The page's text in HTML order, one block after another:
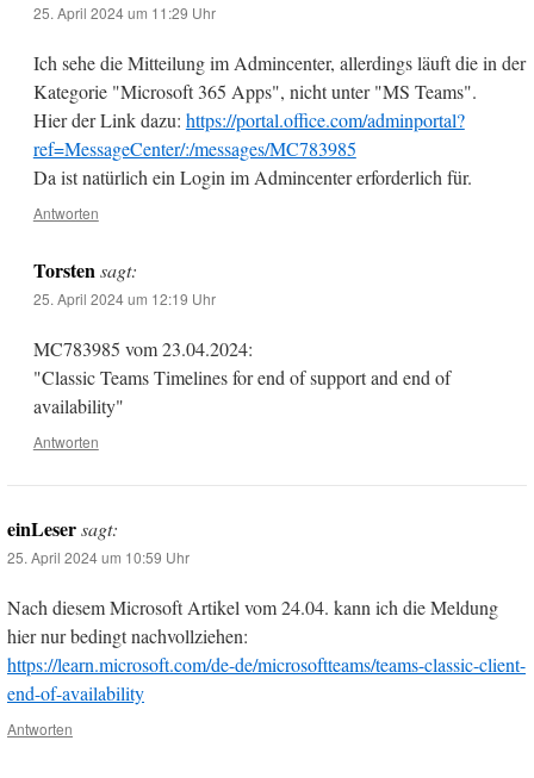
25. April 2024 um 11:29 Uhr
Ich sehe die Mitteilung im Admincenter, allerdings läuft die in der
Kategorie "Microsoft 365 Apps", nicht unter "MS Teams".
Hier der Link dazu: https://portal.office.com/adminportal?
ref=MessageCenter/:/messages/MC783985
Da ist natürlich ein Login im Admincenter erforderlich für.
Antworten
Torsten sagt:
25. April 2024 um 12:19 Uhr
MC783985 vom 23.04.2024:
"Classic Teams Timelines for end of support and end of
availability"
Antworten
einLesersagt:
25. April 2024 um 10:59 Uhr
Nach diesem Microsoft Artikel vom 24.04. kann ich die Meldung
hier nur bedingt nachvollziehen:
https://learn.microsoft.com/de-de/microsoftteams/teams-classic-client-
end-of-availability
Antworten